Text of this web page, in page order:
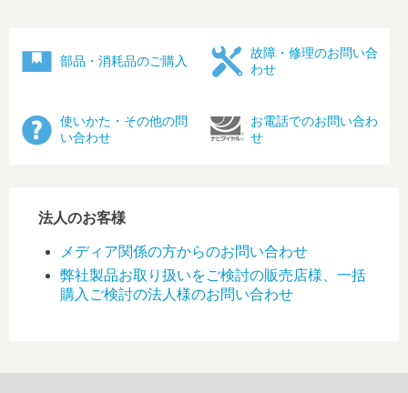
部品・消耗品のご購入
故障・修理のお問い合
わせ
使いかた・その他の問
い合わせ
お電話でのお問い合わ
せ
法人のお客様
メディア関係の方からのお問い合わせ
弊社製品お取り扱いをご検討の販売店様、一括
購入ご検討の法人様のお問い合わせ